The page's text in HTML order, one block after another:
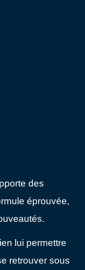
des
éprouvée,
lui permettre
retrouver sous